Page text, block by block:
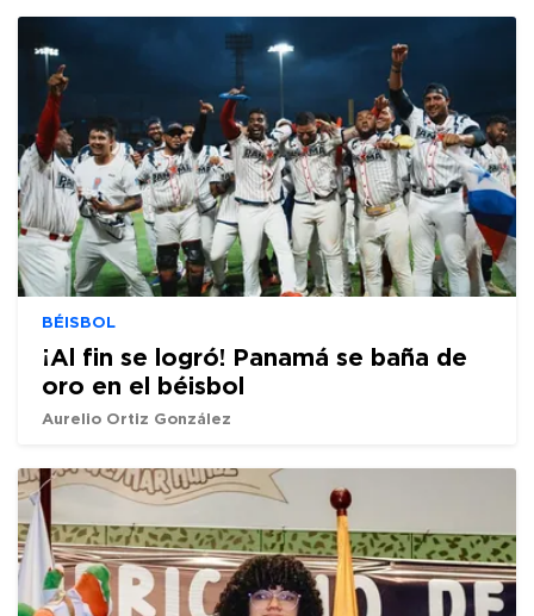
BÉISBOL
¡Al fin se logró! Panamá se baña de
oro en el béisbol
Aurelio Ortiz González